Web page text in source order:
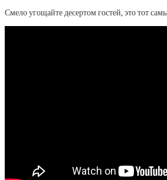
Смело угощайте десертом гостей, это тот